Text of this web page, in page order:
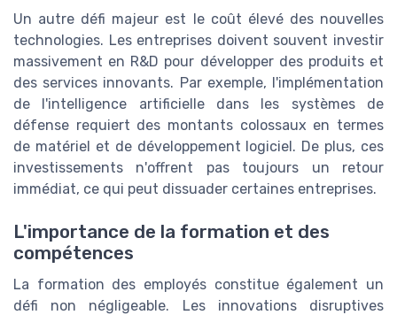
Un autre défi majeur est le coût élevé des nouvelles
technologies. Les entreprises doivent souvent investir
massivement en R&D pour développer des produits et
des services innovants. Par exemple, l'implémentation
de l'intelligence artificielle dans les systèmes de
défense requiert des montants colossaux en termes
de matériel et de développement logiciel. De plus, ces
investissements n'offrent pas toujours un retour
immédiat, ce qui peut dissuader certaines entreprises.
L'importance de la formation et des
compétences
La formation des employés constitue également un
défi non négligeable. Les innovations disruptives